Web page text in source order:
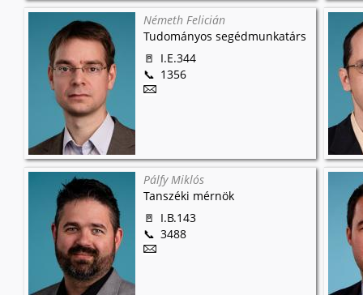
Németh Felicián
Tudományos segédmunkatárs
I.E.344
1356
Pálfy Miklós
Tanszéki mérnök
I.B.143
3488